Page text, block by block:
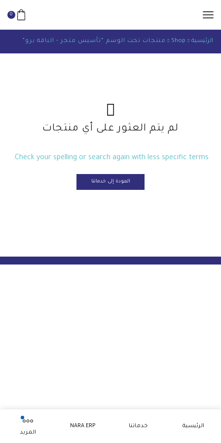
0
الرئيسية Shop منتجات تحت الوسم “تأسيس متجر - الباقة برو”
لم يتم العثور على أي منتجات
Check your spelling or search again with less specific terms.
العودة إلى خدماتنا
الرئيسية خدماتنا
NARA ERP
المزيد